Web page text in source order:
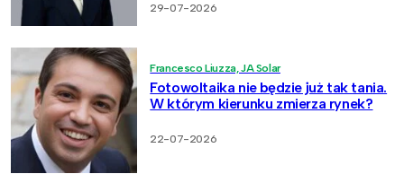
29-07-2026
Francesco Liuzza, JA Solar
Fotowoltaika nie będzie już tak tania.
W którym kierunku zmierza rynek?
22-07-2026